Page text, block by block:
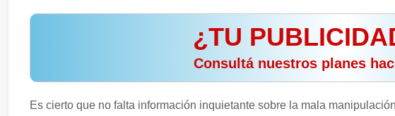
¿TU
Consultá nuestros planes
Es cierto que no falta información inquietante sobre la mala